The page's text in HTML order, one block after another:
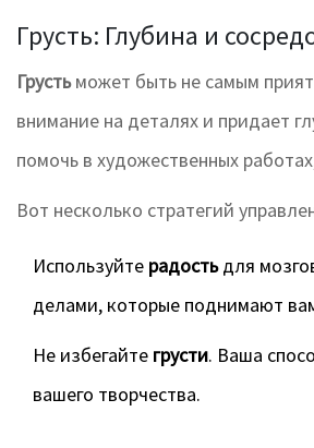
Грусть: Глубина и
Грустьможет быть не самым
внимание на деталях и придает
помочь в художественных
Вот несколько стратегий
Используйте радостьдля
делами, которые поднимают
Не избегайте грусти. Ваша
вашего творчества.